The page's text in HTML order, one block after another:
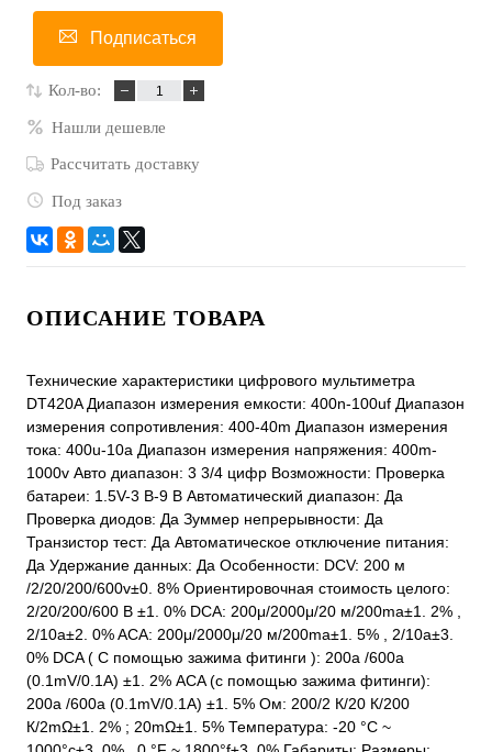
Подписаться
Кол-во:
Нашли дешевле
Рассчитать доставку
Под заказ
ОПИСАНИЕ ТОВАРА
Технические характеристики цифрового мультиметра
DT420A Диапазон измерения емкости: 400n-100uf Диапазон
измерения сопротивления: 400-40m Диапазон измерения
тока: 400u-10a Диапазон измерения напряжения: 400m-
1000v Авто диапазон: 3 3/4 цифр Возможности: Проверка
батареи: 1.5V-3 В-9 В Автоматический диапазон: Да
Проверка диодов: Да Зуммер непрерывности: Да
Транзистор тест: Да Автоматическое отключение питания:
Да Удержание данных: Да Особенности: DCV: 200 м
/2/20/200/600v±0. 8% Ориентировочная стоимость целого:
2/20/200/600 В ±1. 0% DCA: 200μ/2000μ/20 м/200ma±1. 2% ,
2/10a±2. 0% ACA: 200μ/2000μ/20 м/200ma±1. 5% , 2/10a±3.
0% DCA ( С помощью зажима фитинги ): 200а /600а
(0.1mV/0.1A) ±1. 2% ACA (с помощью зажима фитинги):
200а /600а (0.1mV/0.1A) ±1. 5% Ом: 200/2 К/20 К/200
К/2mΩ±1. 2% ; 20mΩ±1. 5% Температура: -20 °C ~